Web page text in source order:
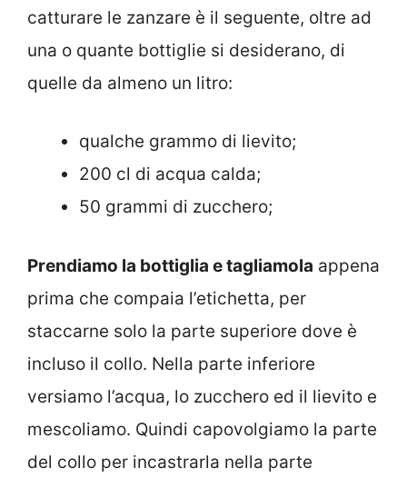
catturare le zanzare è il seguente, oltre ad
una o quante bottiglie si desiderano, di
quelle da almeno un litro:
qualche grammo di lievito;
200 cl di acqua calda;
50 grammi di zucchero;
Prendiamo la bottiglia e tagliamola appena
prima che compaia l’etichetta, per
staccarne solo la parte superiore dove è
incluso il collo. Nella parte inferiore
versiamo l’acqua, lo zucchero ed il lievito e
mescoliamo. Quindi capovolgiamo la parte
del collo per incastrarla nella parte